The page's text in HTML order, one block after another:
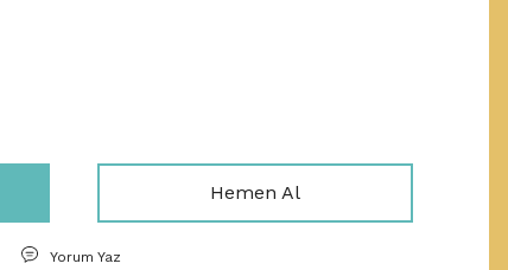
Hemen Al
Yorum Yaz